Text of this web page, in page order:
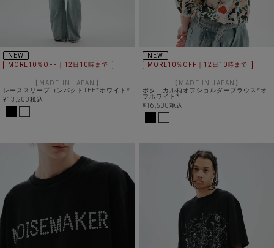
NEW
MORE10％OFF｜12日10時まで
【MADE IN JAPAN】
レーススリーブコンパクトTEE*ホワイト*
¥13,200税込
NEW
MORE10％OFF｜12日10時まで
【MADE IN JAPAN】
ボタニカル柄オフショルダーブラウス*オ
フホワイト*
¥16,500税込